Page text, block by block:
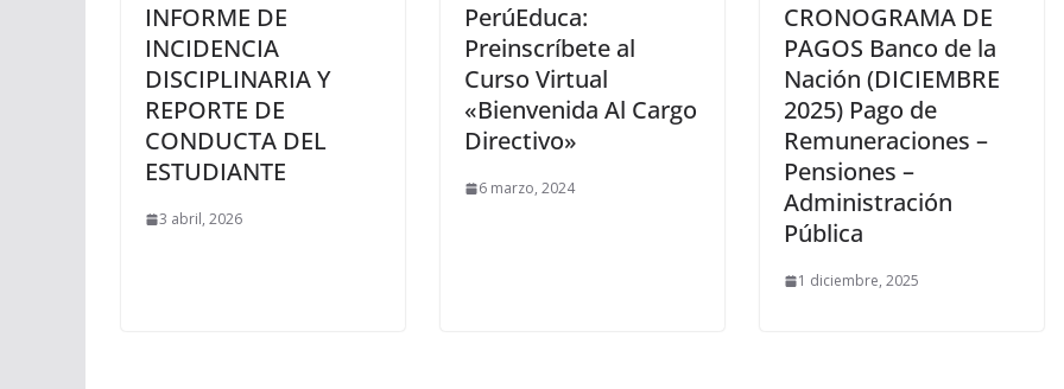
INFORME DE
INCIDENCIA
DISCIPLINARIA Y
REPORTE DE
CONDUCTA DEL
ESTUDIANTE
3 abril, 2026
PerúEduca:
Preinscríbete al
Curso Virtual
«Bienvenida Al Cargo
Directivo»
6 marzo, 2024
CRONOGRAMA DE
PAGOS Banco de la
Nación (DICIEMBRE
2025) Pago de
Remuneraciones –
Pensiones –
Administración
Pública
1 diciembre, 2025